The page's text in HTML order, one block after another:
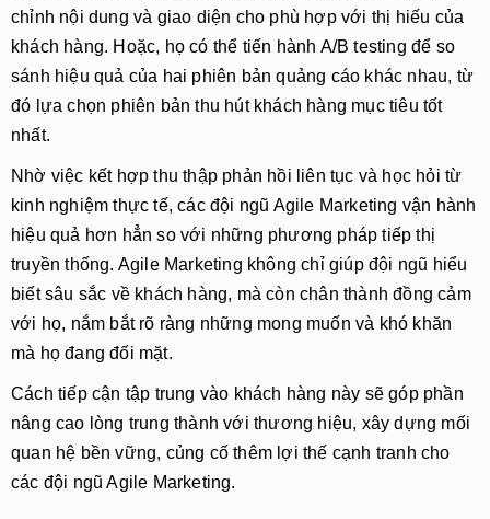
chỉnh nội dung và giao diện cho phù hợp với thị hiếu của
khách hàng. Hoặc, họ có thể tiến hành A/B testing để so
sánh hiệu quả của hai phiên bản quảng cáo khác nhau, từ
đó lựa chọn phiên bản thu hút khách hàng mục tiêu tốt
nhất.
Nhờ việc kết hợp thu thập phản hồi liên tục và học hỏi từ
kinh nghiệm thực tế, các đội ngũ Agile Marketing vận hành
hiệu quả hơn hẳn so với những phương pháp tiếp thị
truyền thống. Agile Marketing không chỉ giúp đội ngũ hiểu
biết sâu sắc về khách hàng, mà còn chân thành đồng cảm
với họ, nắm bắt rõ ràng những mong muốn và khó khăn
mà họ đang đối mặt.
Cách tiếp cận tập trung vào khách hàng này sẽ góp phần
nâng cao lòng trung thành với thương hiệu, xây dựng mối
quan hệ bền vững, củng cố thêm lợi thế cạnh tranh cho
các đội ngũ Agile Marketing.